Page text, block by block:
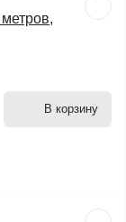
В корзину